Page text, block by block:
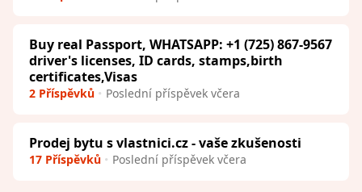
Buy real Passport, WHATSAPP: +1 (725) 867-9567
driver's licenses, ID cards, stamps,birth
certificates,Visas
2 Příspěvků Poslední příspěvek včera
Prodej bytu s vlastnici.cz - vaše zkušenosti
17 Příspěvků Poslední příspěvek včera